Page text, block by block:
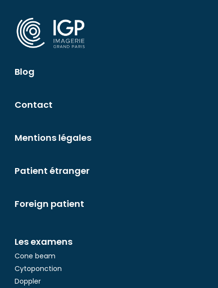
Blog
Contact
Mentions légales
Patient étranger
Foreign patient
Les examens
Cone beam
Cytoponction
Doppler